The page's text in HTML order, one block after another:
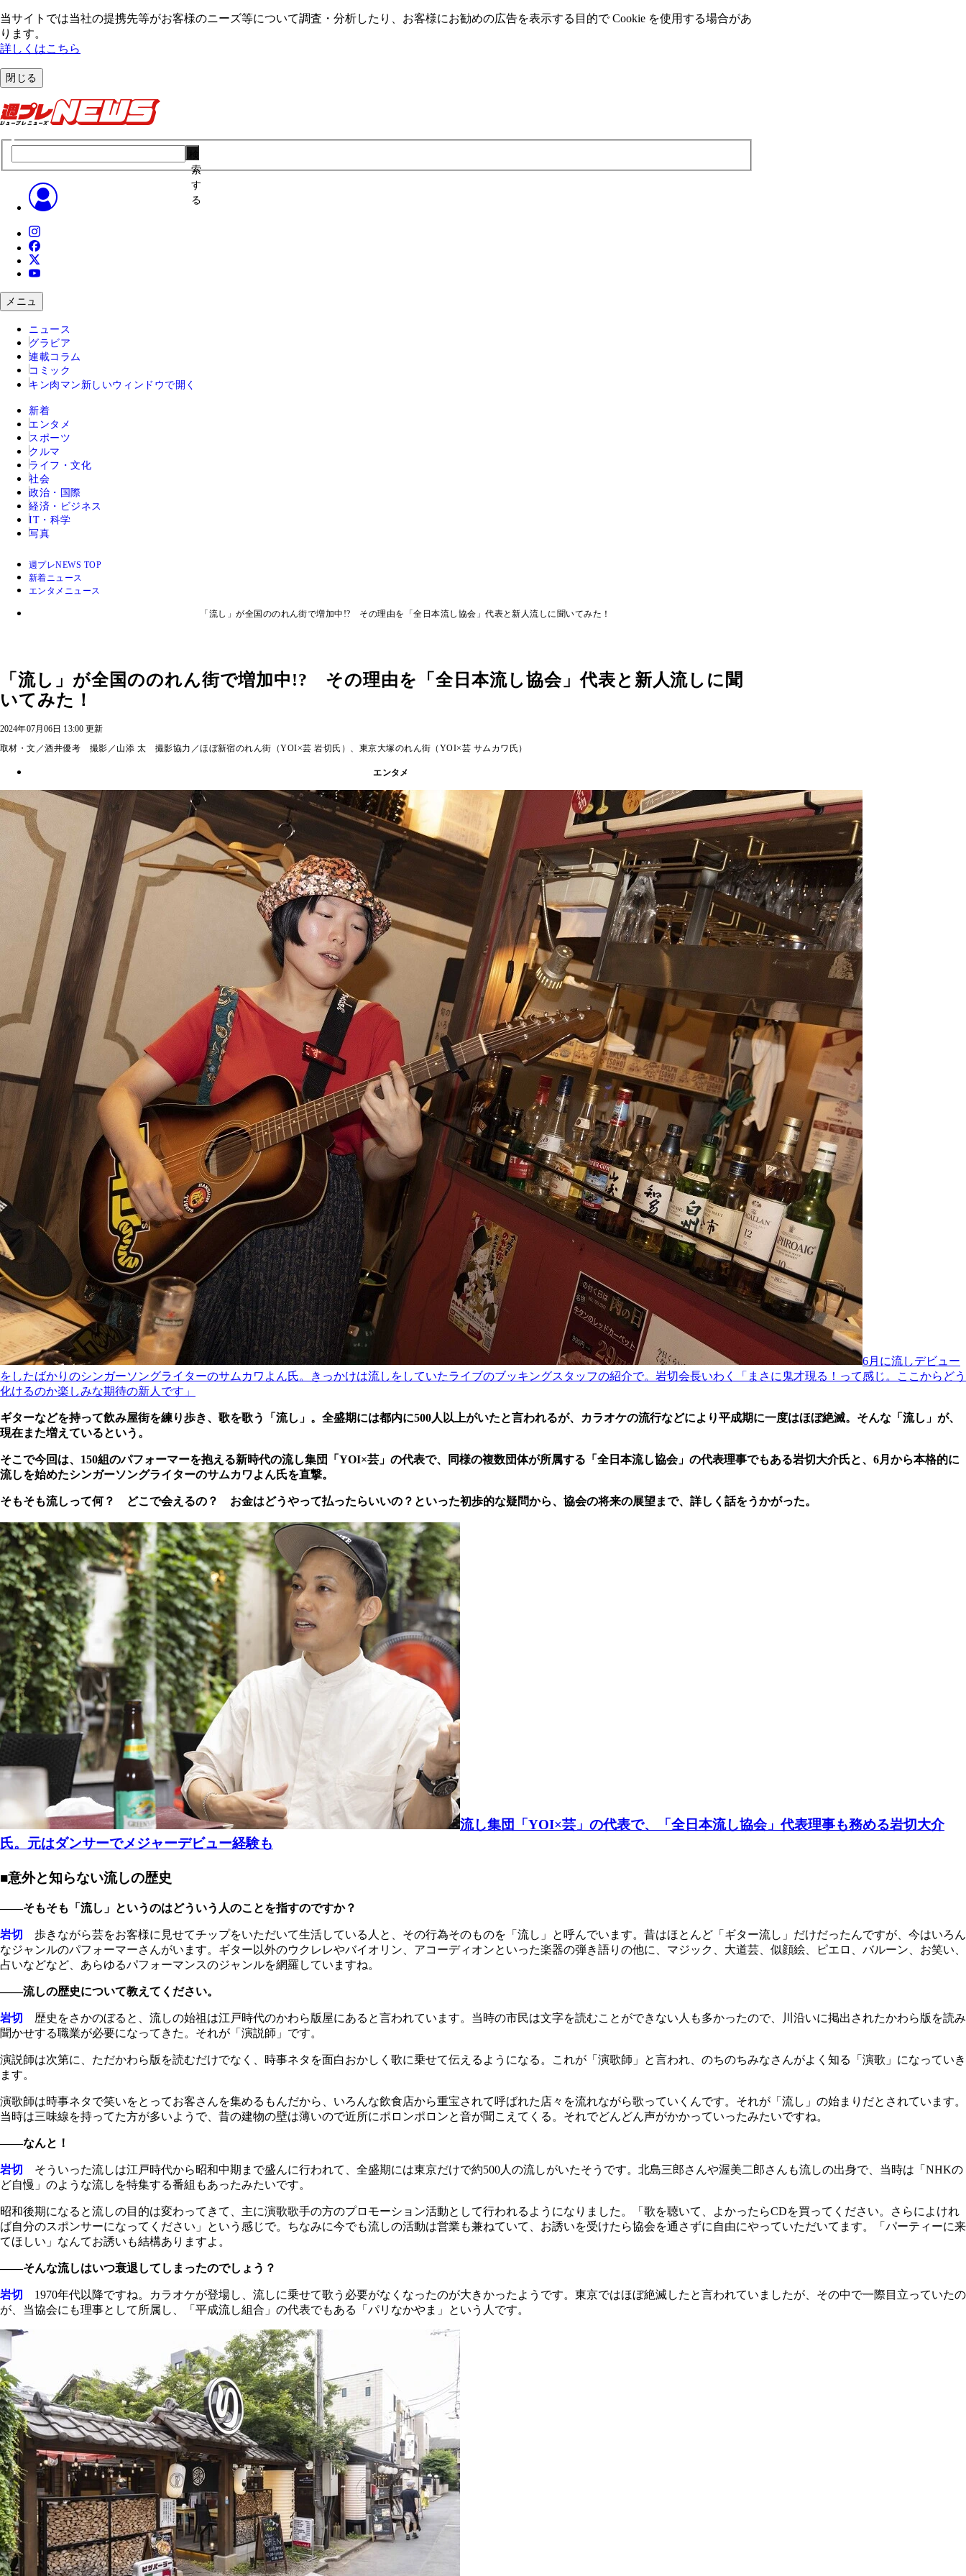
当サイトでは当社の提携先等がお客様のニーズ等について調査・分析したり、お客様にお勧めの広告を表⽰する⽬的で Cookie を使⽤する場合があ
ります。
詳しくはこちら
閉じる
索
す
る
メニュ
ニュース
グラビア
連載コラム
コミック
キン肉マン 新しいウィンドウで開く
新着
エンタメ
スポーツ
クルマ
ライフ・文化
社会
政治・国際
経済・ビジネス
IT・科学
写真
週プレNEWS TOP
新着ニュース
エンタメニュース
「流し」が全国ののれん街で増加中!? その理由を「全日本流し協会」代表と新人流しに聞いてみた！
「流し」が全国ののれん街で増加中!? その理由を「全日本流し協会」代表と新人流しに聞
いてみた！
2024年07月06日 13:00 更新
取材・文／酒井優考 撮影／山添 太 撮影協力／ほぼ新宿のれん街（YOI×芸 岩切氏）、東京大塚のれん街（YOI×芸 サムカワ氏）
エンタメ
6月に流しデビュー
をしたばかりのシンガーソングライターのサムカワよん氏。きっかけは流しをしていたライブのブッキングスタッフの紹介で。岩切会長いわく「まさに鬼才現る！って感じ。ここからどう
化けるのか楽しみな期待の新人です」
ギターなどを持って飲み屋街を練り歩き、歌を歌う「流し」。全盛期には都内に500人以上がいたと言われるが、カラオケの流行などにより平成期に一度はほぼ絶滅。そんな「流し」が、
現在また増えているという。
そこで今回は、150組のパフォーマーを抱える新時代の流し集団「YOI×芸」の代表で、同様の複数団体が所属する「全日本流し協会」の代表理事でもある岩切大介氏と、6月から本格的に
流しを始めたシンガーソングライターのサムカワよん氏を直撃。
そもそも流しって何？ どこで会えるの？ お金はどうやって払ったらいいの？といった初歩的な疑問から、協会の将来の展望まで、詳しく話をうかがった。
流し集団「YOI×芸」の代表で、「全日本流し協会」代表理事も務める岩切大介
氏。元はダンサーでメジャーデビュー経験も
■意外と知らない流しの歴史
――そもそも「流し」というのはどういう人のことを指すのですか？
岩切
歩きながら芸をお客様に見せてチップをいただいて生活している人と、その行為そのものを「流し」と呼んでいます。昔はほとんど「ギター流し」だけだったんですが、今はいろん
なジャンルのパフォーマーさんがいます。ギター以外のウクレレやバイオリン、アコーディオンといった楽器の弾き語りの他に、マジック、大道芸、似顔絵、ピエロ、バルーン、お笑い、
占いなどなど、あらゆるパフォーマンスのジャンルを網羅していますね。
――流しの歴史について教えてください。
岩切
歴史をさかのぼると、流しの始祖は江戸時代のかわら版屋にあると言われています。当時の市民は文字を読むことができない人も多かったので、川沿いに掲出されたかわら版を読み
聞かせする職業が必要になってきた。それが「演説師」です。
演説師は次第に、ただかわら版を読むだけでなく、時事ネタを面白おかしく歌に乗せて伝えるようになる。これが「演歌師」と言われ、のちのちみなさんがよく知る「演歌」になっていき
ます。
演歌師は時事ネタで笑いをとってお客さんを集めるもんだから、いろんな飲食店から重宝されて呼ばれた店々を流れながら歌っていくんです。それが「流し」の始まりだとされています。
当時は三味線を持ってた方が多いようで、昔の建物の壁は薄いので近所にポロンポロンと音が聞こえてくる。それでどんどん声がかかっていったみたいですね。
――なんと！
岩切
そういった流しは江戸時代から昭和中期まで盛んに行われて、全盛期には東京だけで約500人の流しがいたそうです。北島三郎さんや渥美二郎さんも流しの出身で、当時は「NHKの
ど自慢」のような流しを特集する番組もあったみたいです。
昭和後期になると流しの目的は変わってきて、主に演歌歌手の方のプロモーション活動として行われるようになりました。「歌を聴いて、よかったらCDを買ってください。さらによけれ
ば自分のスポンサーになってください」という感じで。ちなみに今でも流しの活動は営業も兼ねていて、お誘いを受けたら協会を通さずに自由にやっていただいてます。「パーティーに来
てほしい」なんてお誘いも結構ありますよ。
――そんな流しはいつ衰退してしまったのでしょう？
岩切
1970年代以降ですね。カラオケが登場し、流しに乗せて歌う必要がなくなったのが大きかったようです。東京ではほぼ絶滅したと言われていましたが、その中で一際目立っていたの
が、当協会にも理事として所属し、「平成流し組合」の代表でもある「パリなかやま」という人です。